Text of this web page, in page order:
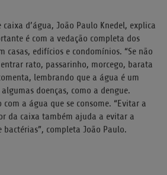
d’água, João Paulo Knedel, explica
é com a vedação completa dos
casas, edifícios e condomínios. “Se não
rato, passarinho, morcego, barata
lembrando que a água é um
doenças, como a dengue.
a água que se consome. “Evitar a
da caixa também ajuda a evitar a
completa João Paulo.